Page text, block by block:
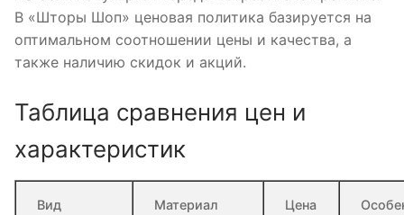
В «Шторы Шоп» ценовая политика базируется на
оптимальном соотношении цены и качества, а
также наличию скидок и акций.
Таблица сравнения цен и
характеристик
Вид
Материал
Цена